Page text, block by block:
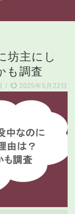
坊主にし
も調査
/ 2025年5月22日